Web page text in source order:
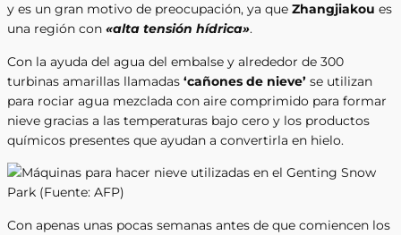
y es un gran motivo de preocupación, ya que Zhangjiakou es
una región con «alta tensión hídrica».
Con la ayuda del agua del embalse y alrededor de 300
turbinas amarillas llamadas ‘cañones de nieve’ se utilizan
para rociar agua mezclada con aire comprimido para formar
nieve gracias a las temperaturas bajo cero y los productos
químicos presentes que ayudan a convertirla en hielo.
Con apenas unas pocas semanas antes de que comiencen los